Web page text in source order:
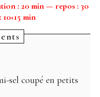
: 20 min — repos : 30
min
sel coupé en petits